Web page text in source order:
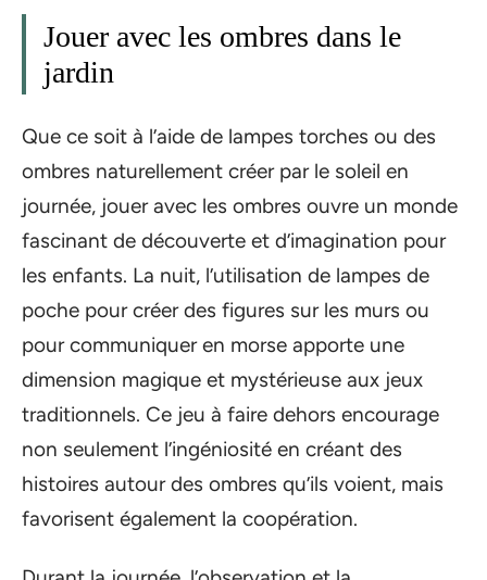
Jouer avec les ombres dans le
jardin
Que ce soit à l’aide de lampes torches ou des
ombres naturellement créer par le soleil en
journée, jouer avec les ombres ouvre un monde
fascinant de découverte et d’imagination pour
les enfants. La nuit, l’utilisation de lampes de
poche pour créer des figures sur les murs ou
pour communiquer en morse apporte une
dimension magique et mystérieuse aux jeux
traditionnels. Ce jeu à faire dehors encourage
non seulement l’ingéniosité en créant des
histoires autour des ombres qu’ils voient, mais
favorisent également la coopération.